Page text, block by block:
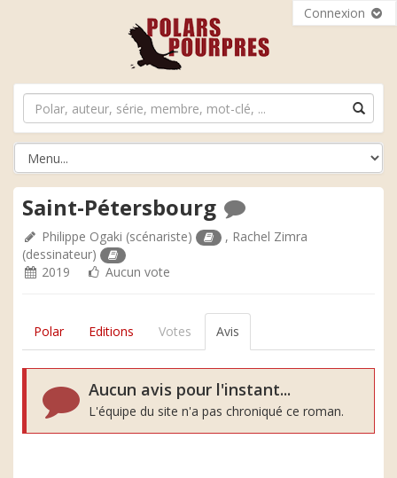
Connexion
Saint-Pétersbourg
Philippe Ogaki (scénariste) , Rachel Zimra
(dessinateur)
2019
Aucun vote
Polar Editions Votes Avis
Aucun avis pour l'instant...
L'équipe du site n'a pas chroniqué ce roman.